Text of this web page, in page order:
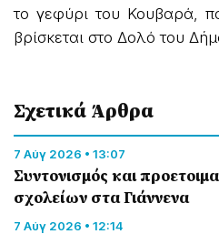
το γεφύρι του Κουβαρά,
βρίσκεται στο Δολό του
Σχετικά Άρθρα
7 Αύγ 2026 • 13:07
Συντονισμός και
σχολείων στα Γιάννενα
7 Αύγ 2026 • 12:14